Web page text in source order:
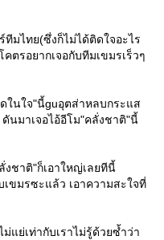
มไทย(ซึ่งก็ไม่ได้ติดใจอะไร
รอยากเจอกับทีมเขมรเร็วๆ
ในใจ"นี้guอุตส่าหลบกระแส
นมาเจอไอ้อีโม"คลั่งชาติ"นี้
ชาติ"ก็เอาใหญ่เลยทีนี้
เขมรซะแล้ว เอาความสะใจที่
ย่เท่ากับเราไม่รู้ด้วยซ้ำว่า